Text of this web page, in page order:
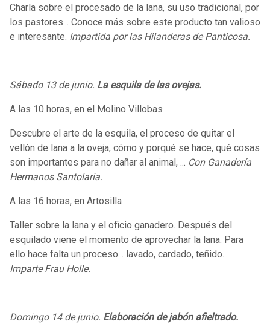
Charla sobre el procesado de la lana, su uso tradicional, por
los pastores... Conoce más sobre este producto tan valioso
e interesante. Impartida por las Hilanderas de Panticosa.
Sábado 13 de junio. La esquila de las ovejas.
A las 10 horas, en el Molino Villobas
Descubre el arte de la esquila, el proceso de quitar el
vellón de lana a la oveja, cómo y porqué se hace, qué cosas
son importantes para no dañar al animal, ...
Con Ganadería
Hermanos Santolaria.
A las 16 horas, en Artosilla
Taller sobre la lana y el oficio ganadero. Después del
esquilado viene el momento de aprovechar la lana. Para
ello hace falta un proceso... lavado, cardado, teñido...
Imparte Frau Holle.
Domingo 14 de junio. Elaboración de jabón afieltrado.